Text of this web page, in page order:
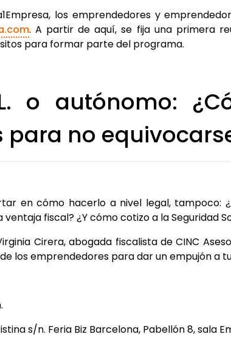
los emprendedores y
. A partir de aquí, se fija una primera
para formar parte del programa.
o autónomo:
para no
en cómo hacerlo a nivel legal, tampoco:
fiscal? ¿Y cómo cotizo a la Seguridad
Cirera, abogada fiscalista de CINC
los emprendedores para dar un empujón a
s/n. Feria Biz Barcelona, Pabellón 8, sala